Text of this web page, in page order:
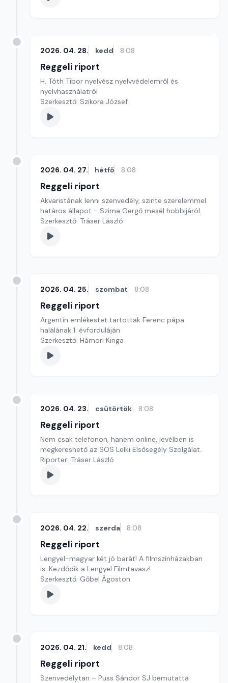
2026. 04. 28. kedd 8:08
Reggeli riport
H. Tóth Tibor nyelvész nyelvvédelemről és
nyelvhasználatról
Szerkesztő: Szikora József
2026. 04. 27. hétfő 8:08
Reggeli riport
Akvaristának lenni szenvedély, szinte szerelemmel
határos állapot - Szima Gergő mesél hobbijáról.
Szerkesztő: Tráser László
2026. 04. 25. szombat 8:08
Reggeli riport
Argentín emlékestet tartottak Ferenc pápa
halálának 1. évforduláján
Szerkesztő: Hámori Kinga
2026. 04. 23. csütörtök 8:08
Reggeli riport
Nem csak telefonon, hanem online, levélben is
megkereshető az SOS Lelki Elsősegély Szolgálat.
Riporter: Tráser László
2026. 04. 22. szerda 8:08
Reggeli riport
Lengyel-magyar két jó barát! A filmszínházakban
is. Kezdődik a Lengyel Filmtavasz!
Szerkesztő: Gőbel Ágoston
2026. 04. 21. kedd 8:08
Reggeli riport
Szenvedélytan – Puss Sándor SJ bemutatta